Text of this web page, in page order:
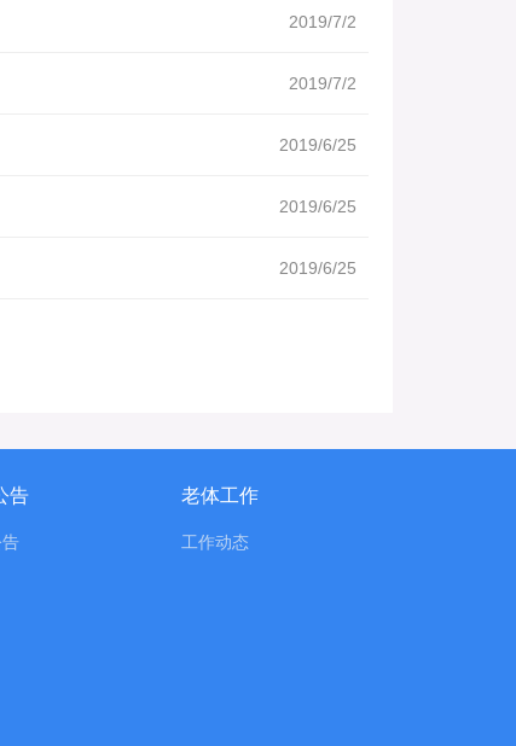
2019/7/2
2019/7/2
2019/6/25
2019/6/25
2019/6/25
告 老体工作
工作动态